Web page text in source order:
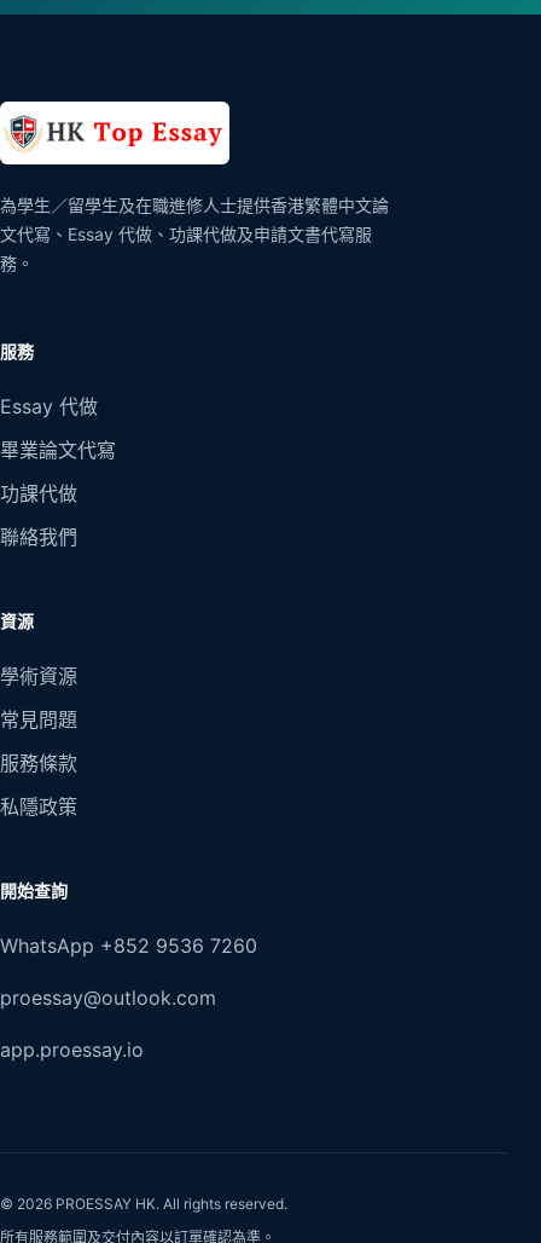
為學生／留學生及在職進修人士提供香港繁體中文論
文代寫、Essay 代做、功課代做及申請文書代寫服
務。
服務
Essay 代做
畢業論文代寫
功課代做
聯絡我們
資源
學術資源
常見問題
服務條款
私隱政策
開始查詢
WhatsApp +852 9536 7260
proessay@outlook.com
app.proessay.io
© 2026 PROESSAY HK. All rights reserved.
所有服務範圍及交付內容以訂單確認為準。